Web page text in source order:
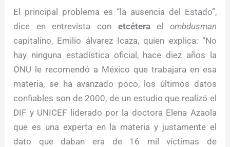
El principal problema es “la ausencia del Estado”,
dice en entrevista con etcéterael ombdusman
capitalino, Emilio álvarez Icaza, quien explica: “No
hay ninguna estadística oficial, hace diez años la
ONU le recomendó a México que trabajara en esa
materia, se ha avanzado poco, los últimos datos
confiables son de 2000, de un estudio que realizó el
DIF y UNICEF liderado por la doctora Elena Azaola
que es una experta en la materia y justamente el
dato que daban era de 16 mil víctimas de